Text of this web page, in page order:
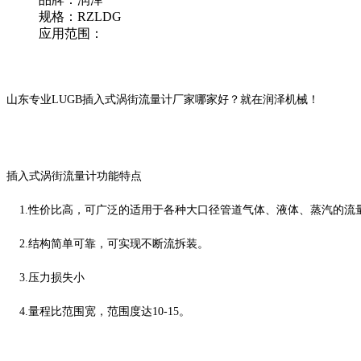
规格：RZLDG
应用范围：
山东专业LUGB插入式涡街流量计厂家哪家好？就在润泽机械！
插入式涡街流量计功能特点
1.性价比高，可广泛的适用于各种大口径管道气体、液体、蒸汽的流
2.结构简单可靠，可实现不断流拆装。
3.压力损失小
4.量程比范围宽，范围度达10-15。